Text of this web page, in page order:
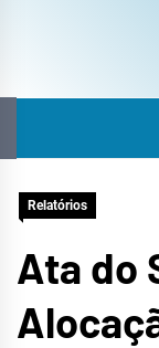
Relatórios
Ata do